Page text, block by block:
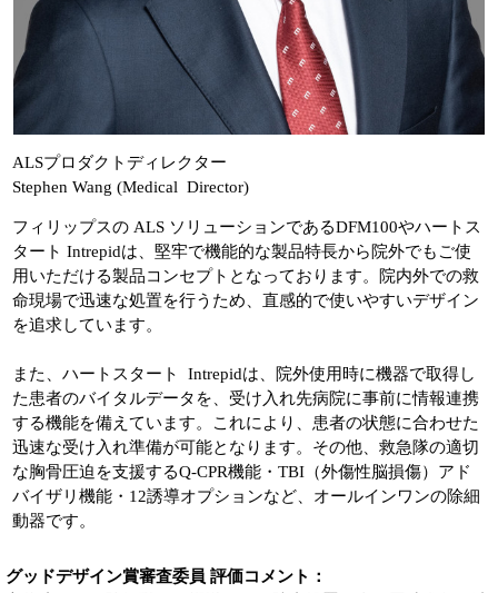
ALSプロダクトディレクター
Stephen Wang (Medical Director)
フィリップスの ALS ソリューションであるDFM100やハートス
タート Intrepidは、堅牢で機能的な製品特長から院外でもご使
用いただける製品コンセプトとなっております。院内外での救
命現場で迅速な処置を行うため、直感的で使いやすいデザイン
を追求しています。
また、ハートスタート Intrepidは、院外使用時に機器で取得し
た患者のバイタルデータを、受け入れ先病院に事前に情報連携
する機能を備えています。これにより、患者の状態に合わせた
迅速な受け入れ準備が可能となります。その他、救急隊の適切
な胸骨圧迫を支援するQ-CPR機能・TBI（外傷性脳損傷）アド
バイザリ機能・12誘導オプションなど、オールインワンの除細
動器です。
グッドデザイン賞審査委員 評価コメント：